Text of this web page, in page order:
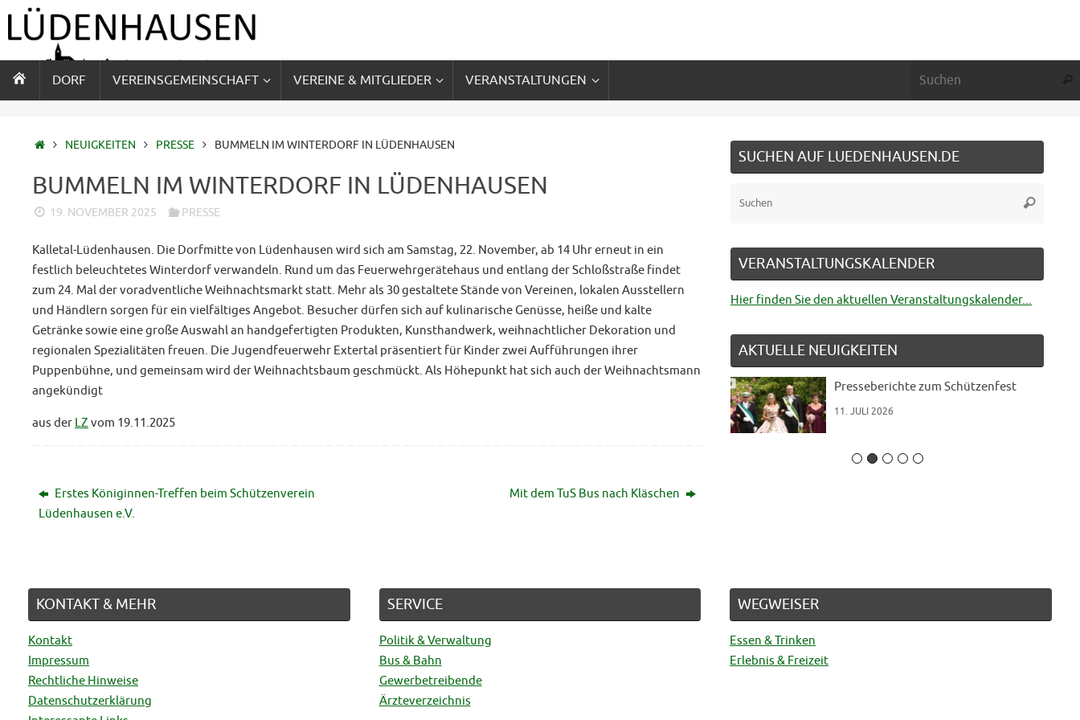
Inhalt
INHALT
SPRINGEN
DORF VEREINSGEMEINSCHAFT VEREINE & MITGLIEDER VERANSTALTUNGEN
STARTSEITE
NEUIGKEITEN PRESSE BUMMELN IM WINTERDORF IN LÜDENHAUSEN
BUMMELN IM WINTERDORF IN LÜDENHAUSEN
19. NOVEMBER 2025 PRESSE
Kalletal-Lüdenhausen. Die Dorfmitte von Lüdenhausen wird sich am Samstag, 22. November, ab 14 Uhr erneut in ein
festlich beleuchtetes Winterdorf verwandeln. Rund um das Feuerwehrgerätehaus und entlang der Schloßstraße findet
zum 24. Mal der voradventliche Weihnachtsmarkt statt. Mehr als 30 gestaltete Stände von Vereinen, lokalen Ausstellern
und Händlern sorgen für ein vielfältiges Angebot. Besucher dürfen sich auf kulinarische Genüsse, heiße und kalte
Getränke sowie eine große Auswahl an handgefertigten Produkten, Kunsthandwerk, weihnachtlicher Dekoration und
regionalen Spezialitäten freuen. Die Jugendfeuerwehr Extertal präsentiert für Kinder zwei Aufführungen ihrer
Puppenbühne, und gemeinsam wird der Weihnachtsbaum geschmückt. Als Höhepunkt hat sich auch der Weihnachtsmann
angekündigt
aus der LZ vom 19.11.2025
Erstes Königinnen-Treffen beim Schützenverein
Lüdenhausen e.V.
Mit dem TuS Bus nach Kläschen
SUCHEN AUF LUEDENHAUSEN.DE
Suchen
VERANSTALTUNGSKALENDER
Hier finden Sie den aktuellen Veranstaltungskalender...
AKTUELLE NEUIGKEITEN
Presseberichte zum Schützenfest
11. JULI 2026
KONTAKT & MEHR
Kontakt
Impressum
Rechtliche Hinweise
Datenschutzerklärung
SERVICE
Politik & Verwaltung
Bus & Bahn
Gewerbetreibende
Ärzteverzeichnis
WEGWEISER
Essen & Trinken
Erlebnis & Freizeit